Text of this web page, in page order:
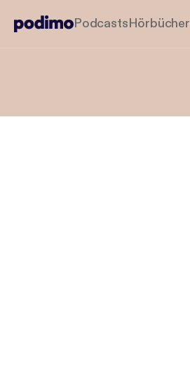
PodcastsHörbücher